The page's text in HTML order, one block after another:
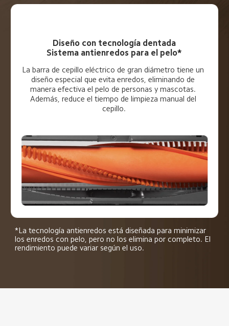
Diseño con tecnología dentada
Sistema antienredos para el pelo*
La barra de cepillo eléctrico de gran diámetro tiene un
diseño especial que evita enredos, eliminando de
manera efectiva el pelo de personas y mascotas.
Además, reduce el tiempo de limpieza manual del
cepillo.
*La tecnología antienredos está diseñada para minimizar
los enredos con pelo, pero no los elimina por completo. El
rendimiento puede variar según el uso.